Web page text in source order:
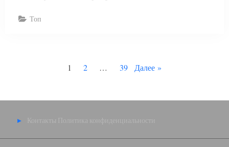
Топ
1 2 … 39 Далее
Контакты Политика конфиденциальности